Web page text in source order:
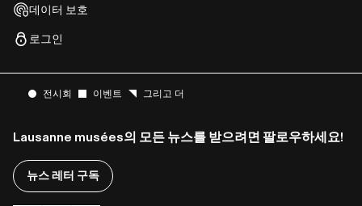
데이터 보호
로그인
전시회 이벤트 그리고 더
Lausanne musées의 모든 뉴스를 받으려면 팔로우하세요!
뉴스 레터 구독